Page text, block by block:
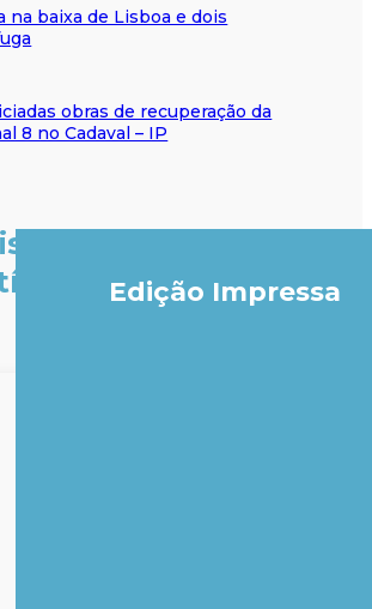
na baixa de Lisboa e dois
obras de recuperação da
8 no Cadaval – IP
Edição Impressa